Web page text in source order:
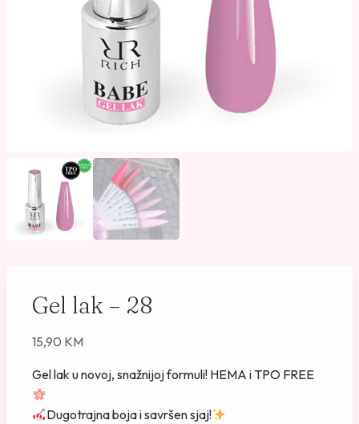
Gel lak – 28
15,90 KM
Gel lak u novoj, snažnijoj formuli! HEMA i TPO FREE
Dugotrajna boja i savršen sjaj!